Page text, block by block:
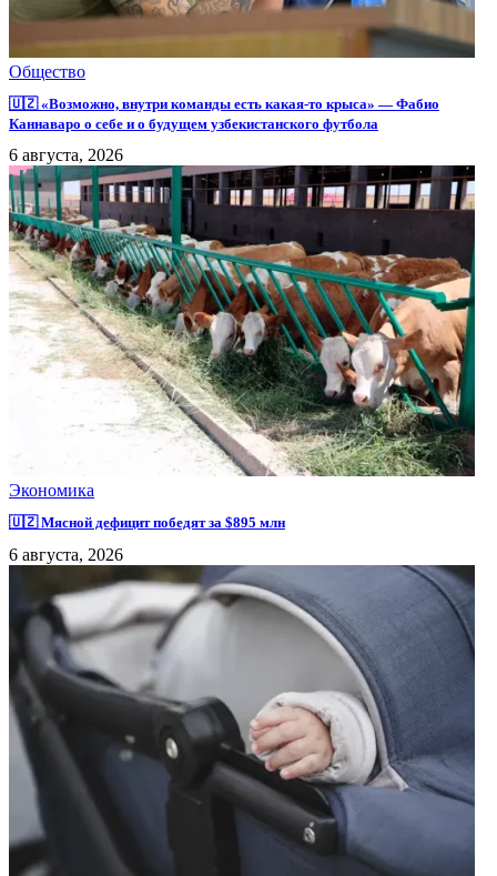
Общество
🇺🇿 «Возможно, внутри команды есть какая-то крыса» — Фабио
Каннаваро о себе и о будущем узбекистанского футбола
6 августа, 2026
Экономика
🇺🇿 Мясной дефицит победят за $895 млн
6 августа, 2026